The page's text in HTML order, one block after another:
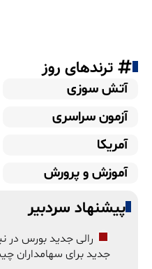
ترندهای روز
آتش سوزی
آزمون سراسری
آمریکا
آموزش و پرورش
پیشنهاد سردبیر
رالی جدید بورس در
جدید برای سهامداران